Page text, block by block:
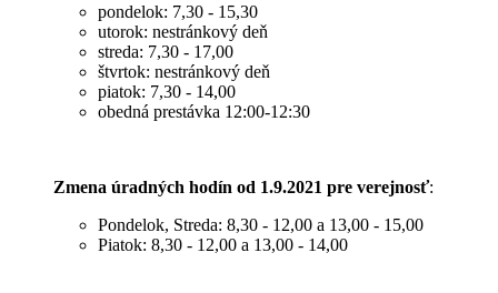
pondelok: 7,30 - 15,30
utorok: nestránkový deň
streda: 7,30 - 17,00
štvrtok: nestránkový deň
piatok: 7,30 - 14,00
obedná prestávka 12:00-12:30
Zmena úradných hodín od 1.9.2021 pre verejnosť:
Pondelok, Streda: 8,30 - 12,00 a 13,00 - 15,00
Piatok: 8,30 - 12,00 a 13,00 - 14,00